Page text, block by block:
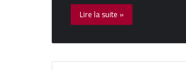
Lire la suite »